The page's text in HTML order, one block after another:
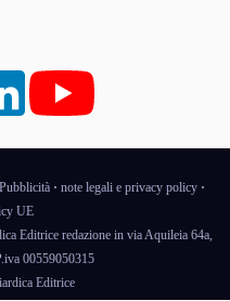
Pubblicità · note legali e privacy policy ·
UE
Editrice redazione in via Aquileia 64a,
00559050315
Editrice